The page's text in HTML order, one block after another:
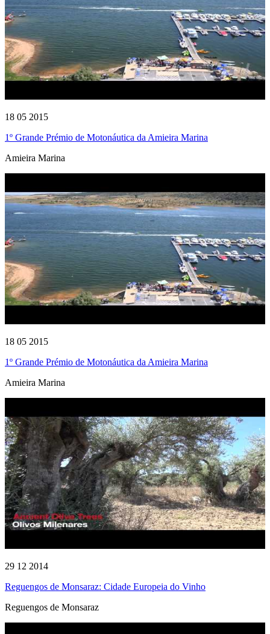
18 05 2015
1º Grande Prémio de Motonáutica da Amieira Marina
Amieira Marina
18 05 2015
1º Grande Prémio de Motonáutica da Amieira Marina
Amieira Marina
29 12 2014
Reguengos de Monsaraz: Cidade Europeia do Vinho
Reguengos de Monsaraz